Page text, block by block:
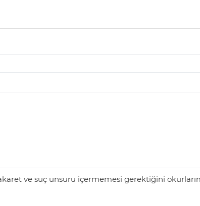
ve suç unsuru içermemesi gerektiğini